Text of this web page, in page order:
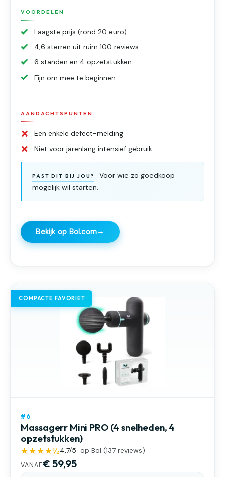
VOORDELEN
Laagste prijs (rond 20 euro)
4,6 sterren uit ruim 100 reviews
6 standen en 4 opzetstukken
Fijn om mee te beginnen
AANDACHTSPUNTEN
Een enkele defect-melding
Niet voor jarenlang intensief gebruik
PAST DIT BIJ JOU?
Voor wie zo goedkoop
mogelijk wil starten.
Bekijk op Bol.com→
COMPACTE FAVORIET
#6
Massagerr Mini PRO (4 snelheden, 4
opzetstukken)
★★★★½4,7/5 op Bol (137reviews)
VANAF€ 59,95